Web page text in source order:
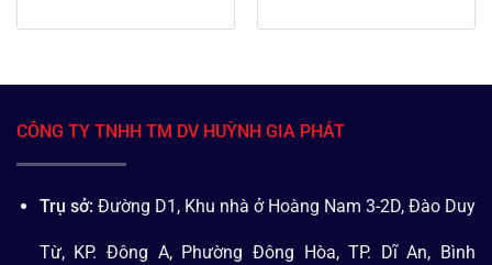
CÔNG TY TNHH TM DV HUỲNH GIA PHÁT
Trụ sở: Đường D1, Khu nhà ở Hoàng Nam 3-2D, Đào Duy
Từ, KP. Đông A, Phường Đông Hòa, TP. Dĩ An, Bình